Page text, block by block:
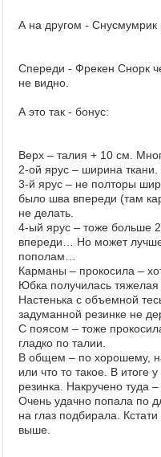
А на другом - Снусмумрик
Спереди - Фрекен Снорк
не видно.
А это так - бонус:
Верх – талия + 10 см.
2-ой ярус – ширина ткани.
3-й ярус – не полторы
было шва впереди (там
не делать.
4-ый ярус – тоже больше
впереди… Но может лучше
пополам…
Карманы – прокосила –
Юбка получилась
Настенька с объемной
задуманной резинке не
С поясом – тоже
гладко по талии.
В общем – по хорошему,
или что то такое. В итоге
резинка. Накручено туда –
Очень удачно попала по
на глаз подбирала.
выше.